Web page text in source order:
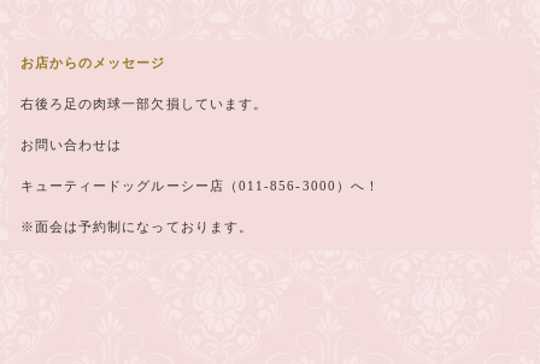
お店からのメッセージ
右後ろ足の肉球一部欠損しています。
お問い合わせは
キューティードッグルーシー店（011-856-3000）へ！
※面会は予約制になっております。